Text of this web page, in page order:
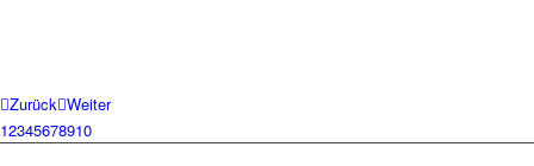
Zurück Weiter
12345678910